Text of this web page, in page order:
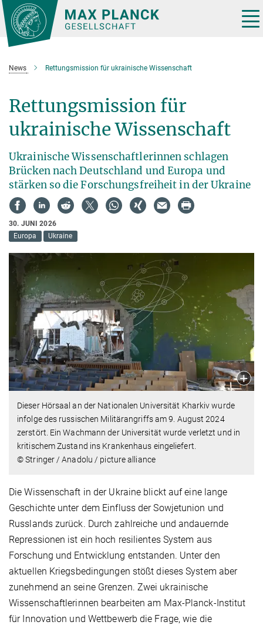
Hauptinhalt
News Rettungsmission für ukrainische Wissenschaft
Rettungsmission für
ukrainische Wissenschaft
Ukrainische Wissenschaftlerinnen schlagen
Brücken nach Deutschland und Europa und
stärken so die Forschungsfreiheit in der Ukraine
30. JUNI 2026
Europa
Ukraine
Dieser Hörsaal an der Nationalen Universität Kharkiv wurde
infolge des russischen Militärangriffs am 9. August 2024
zerstört. Ein Wachmann der Universität wurde verletzt und in
kritischem Zustand ins Krankenhaus eingeliefert.
© Stringer / Anadolu / picture alliance
Die Wissenschaft in der Ukraine blickt auf eine lange
Geschichte unter dem Einfluss der Sowjetunion und
Russlands zurück. Durch zahlreiche und andauernde
Repressionen ist ein hoch resilientes System aus
Forschung und Entwicklung entstanden. Unter den
aktuellen Kriegsbedingungen stößt dieses System aber
zunehmend an seine Grenzen. Zwei ukrainische
Wissenschaftlerinnen bearbeiten am Max-Planck-Institut
für Innovation und Wettbewerb die Frage, wie die